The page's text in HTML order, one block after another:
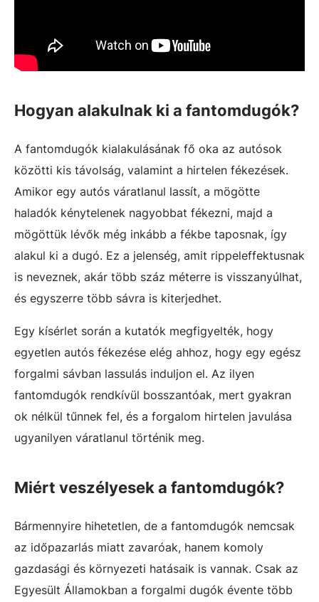
Hogyan alakulnak ki a fantomdugók?
A fantomdugók kialakulásának fő oka az autósok
közötti kis távolság, valamint a hirtelen fékezések.
Amikor egy autós váratlanul lassít, a mögötte
haladók kénytelenek nagyobbat fékezni, majd a
mögöttük lévők még inkább a fékbe taposnak, így
alakul ki a dugó. Ez a jelenség, amit rippeleffektusnak
is neveznek, akár több száz méterre is visszanyúlhat,
és egyszerre több sávra is kiterjedhet.
Egy kísérlet során a kutatók megfigyelték, hogy
egyetlen autós fékezése elég ahhoz, hogy egy egész
forgalmi sávban lassulás induljon el. Az ilyen
fantomdugók rendkívül bosszantóak, mert gyakran
ok nélkül tűnnek fel, és a forgalom hirtelen javulása
ugyanilyen váratlanul történik meg.
Miért veszélyesek a fantomdugók?
Bármennyire hihetetlen, de a fantomdugók nemcsak
az időpazarlás miatt zavaróak, hanem komoly
gazdasági és környezeti hatásaik is vannak. Csak az
Egyesült Államokban a forgalmi dugók évente több